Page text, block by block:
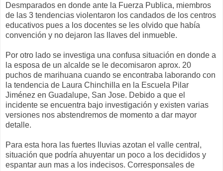
Desmparados en donde ante la Fuerza Publica, miembros
de las 3 tendencias violentaron los candados de los centros
educativos pues a los docentes se les olvido que había
convención y no dejaron las llaves del inmueble.
Por otro lado se investiga una confusa situación en donde a
la esposa de un alcalde se le decomisaron aprox. 20
puchos de marihuana cuando se encontraba laborando con
la tendencia de Laura Chinchilla en la Escuela Pilar
Jiménez en Guadalupe, San Jose. Debido a que el
incidente se encuentra bajo investigación y existen varias
versiones nos abstendremos de momento a dar mayor
detalle.
Para esta hora las fuertes lluvias azotan el valle central,
situación que podría ahuyentar un poco a los decididos y
espantar aun mas a los indecisos. Corresponsales de